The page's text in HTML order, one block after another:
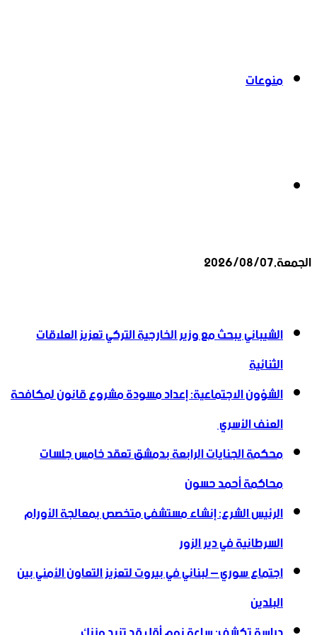
منوعات
الجمعة,2026/08/07
الشيباني يبحث مع وزير الخارجية التركي تعزيز العلاقات
الثنائية
الشؤون الاجتماعية: إعداد مسودة مشروع قانون لمكافحة
العنف الأسري ‏
محكمة الجنايات الرابعة بدمشق تعقد خامس جلسات
محاكمة أحمد حسون
الرئيس الشرع: إنشاء ‌‏مستشفى متخصص بمعالجة الأورام
السرطانية في دير الزور
اجتماع سوري – لبناني في بيروت لتعزيز التعاون ‏الأمني ‏بين
البلدين